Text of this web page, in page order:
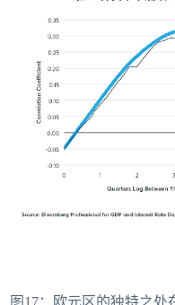
图17：欧元区的独特之